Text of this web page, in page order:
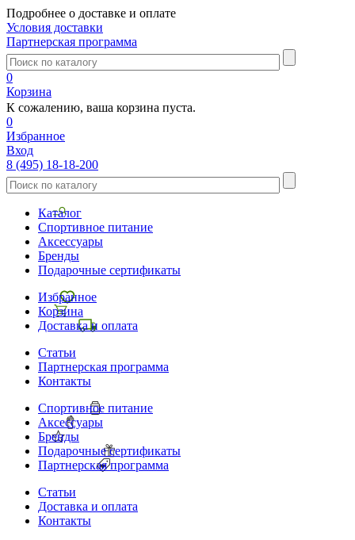
Подробнее о доставке и оплате
Условия доставки
Партнерская программа
0
Корзина
К сожалению, ваша корзина пуста.
0
Избранное
Вход
8 (495) 18-18-200
Каталог
Спортивное питание
Аксессуары
Бренды
Подарочные сертификаты
Избранное
Корзина
Доставка и оплата
Статьи
Партнерская программа
Контакты
Спортивное питание
Аксессуары
Бренды
Подарочные сертификаты
Партнерская программа
Статьи
Доставка и оплата
Контакты